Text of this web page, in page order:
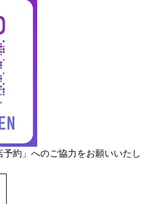
予約」へのご協力をお願いいたし